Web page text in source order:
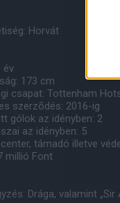
Horvát
év
173 cm
csapat: Tottenham
szerzõdés: 2016-ig
gólok az idényben: 2
az idényben: 5
támadó illetve
millió Font
Drága, valamint